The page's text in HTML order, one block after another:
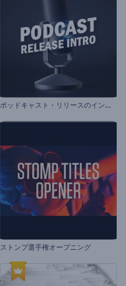
ポ
ッドキャスト・リリースのイントロ動画
ストンプ選手権オープニング